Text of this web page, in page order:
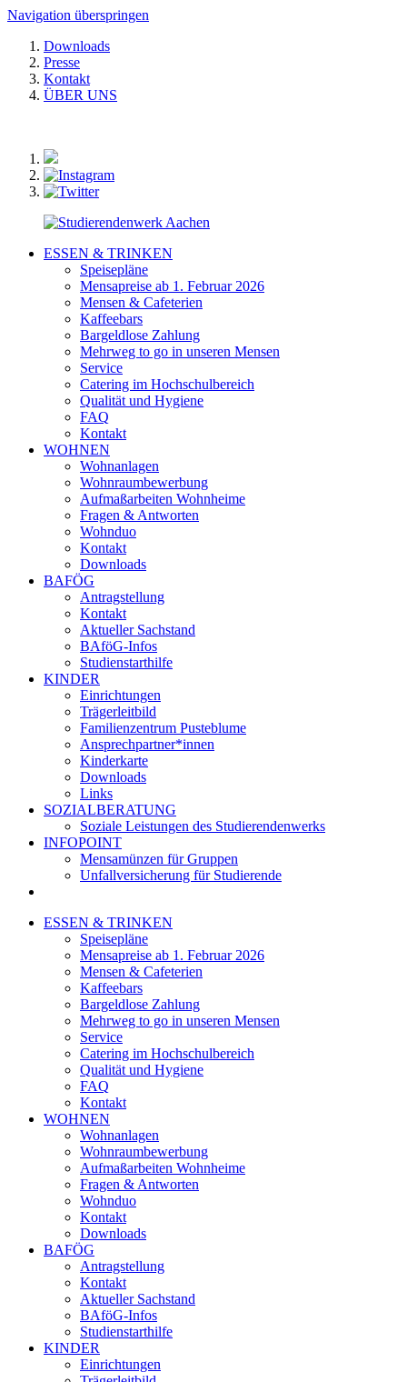
Navigation überspringen
Downloads
Presse
Kontakt
ÜBER UNS
ESSEN & TRINKEN
Speisepläne
Mensapreise ab 1. Februar 2026
Mensen & Cafeterien
Kaffeebars
Bargeldlose Zahlung
Mehrweg to go in unseren Mensen
Service
Catering im Hochschulbereich
Qualität und Hygiene
FAQ
Kontakt
WOHNEN
Wohnanlagen
Wohnraumbewerbung
Aufmaßarbeiten Wohnheime
Fragen & Antworten
Wohnduo
Kontakt
Downloads
BAFÖG
Antragstellung
Kontakt
Aktueller Sachstand
BAföG-Infos
Studienstarthilfe
KINDER
Einrichtungen
Trägerleitbild
Familienzentrum Pusteblume
Ansprechpartner*innen
Kinderkarte
Downloads
Links
SOZIALBERATUNG
Soziale Leistungen des Studierendenwerks
INFOPOINT
Mensamünzen für Gruppen
Unfallversicherung für Studierende
ESSEN & TRINKEN
Speisepläne
Mensapreise ab 1. Februar 2026
Mensen & Cafeterien
Kaffeebars
Bargeldlose Zahlung
Mehrweg to go in unseren Mensen
Service
Catering im Hochschulbereich
Qualität und Hygiene
FAQ
Kontakt
WOHNEN
Wohnanlagen
Wohnraumbewerbung
Aufmaßarbeiten Wohnheime
Fragen & Antworten
Wohnduo
Kontakt
Downloads
BAFÖG
Antragstellung
Kontakt
Aktueller Sachstand
BAföG-Infos
Studienstarthilfe
KINDER
Einrichtungen